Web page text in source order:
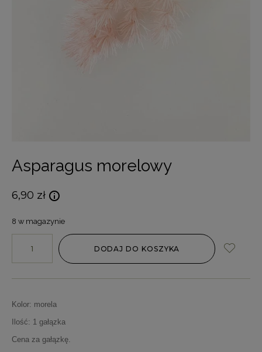
Asparagus morelowy
6,90 zł
8 w magazynie
DODAJ DO KOSZYKA
Kolor: morela
Ilość: 1 gałązka
Cena za gałązkę.